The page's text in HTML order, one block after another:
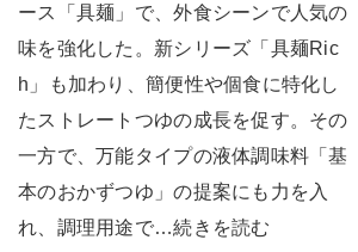
ース「具麺」で、外食シーンで人気の
味を強化した。新シリーズ「具麺Ric
h」も加わり、簡便性や個食に特化し
たストレートつゆの成長を促す。その
一方で、万能タイプの液体調味料「基
本のおかずつゆ」の提案にも力を入
れ、調理用途で…続きを読む